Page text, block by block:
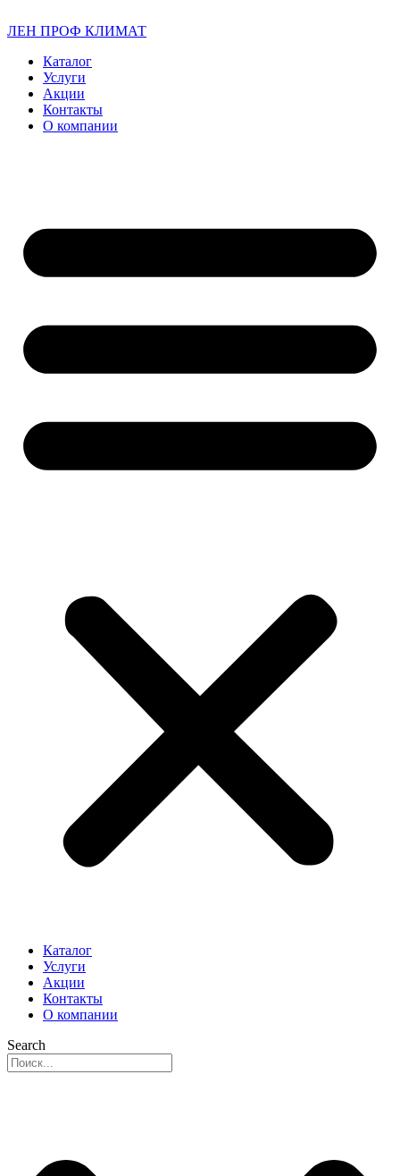
ЛЕН ПРОФ КЛИМАТ
Каталог
Услуги
Акции
Контакты
О компании
Каталог
Услуги
Акции
Контакты
О компании
Search